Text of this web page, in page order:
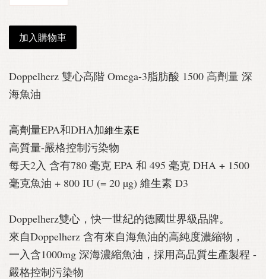
加入購物車
Doppelherz 雙心高階 Omega-3脂肪酸 1500 高劑量 深
海魚油
高劑量EPA和DHA加維生素E
高質量-嚴格控制污染物
每天2入 含有780 毫克 EPA 和 495 毫克 DHA + 1500
毫克魚油 + 800 IU (= 20 µg) 維生素 D3
Doppelherz雙心，快一世紀的德國世界級品牌。
來自Doppelherz 含有來自海魚油的高純度濃縮物，
一入含1000mg 深海濃縮魚油，採用高品質生產製程 -
嚴格控制污染物